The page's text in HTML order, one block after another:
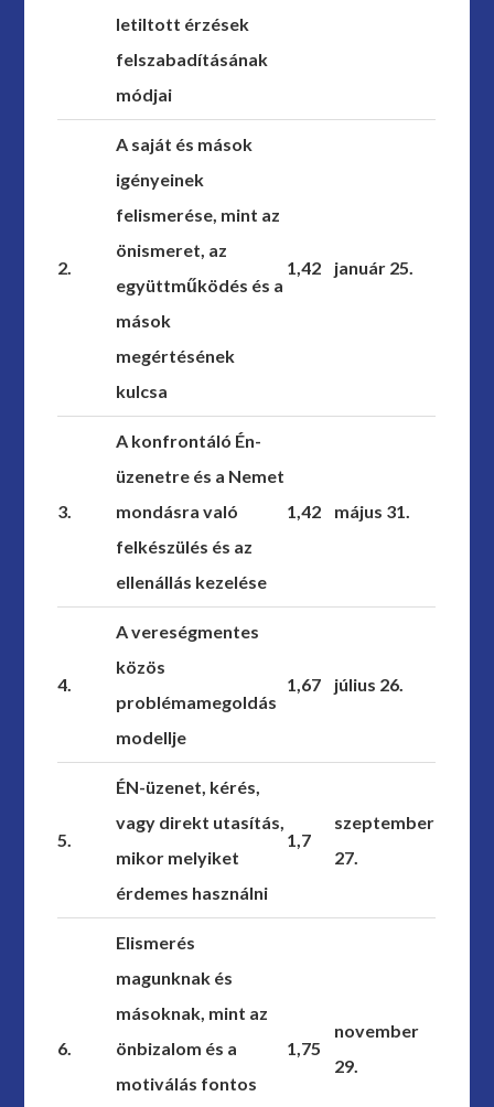
letiltott érzések
felszabadításának
módjai
2.
A saját és mások
igényeinek
felismerése, mint az
önismeret, az
együttműködés és a
mások
megértésének
kulcsa
1,42 január 25.
3.
A konfrontáló Én-
üzenetre és a Nemet
mondásra való
felkészülés és az
ellenállás kezelése
1,42 május 31.
4.
A vereségmentes
közös
problémamegoldás
modellje
1,67 július 26.
5.
ÉN-üzenet, kérés,
vagy direkt utasítás,
mikor melyiket
érdemes használni
1,7
szeptember
27.
6.
Elismerés
magunknak és
másoknak, mint az
önbizalom és a
motiválás fontos
1,75
november
29.